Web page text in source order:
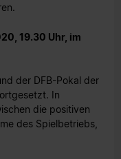
19.30 Uhr, im
der DFB-Pokal der
In
die positiven
des Spielbetriebs,